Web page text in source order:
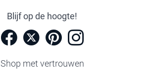
Blijf op de hoogte!
Shop met vertrouwen